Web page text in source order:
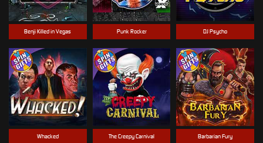
Benji Killed in Vegas
Barbarian Fury
DJ Psycho
Punk Rocker
The Creepy Carnival
Whacked